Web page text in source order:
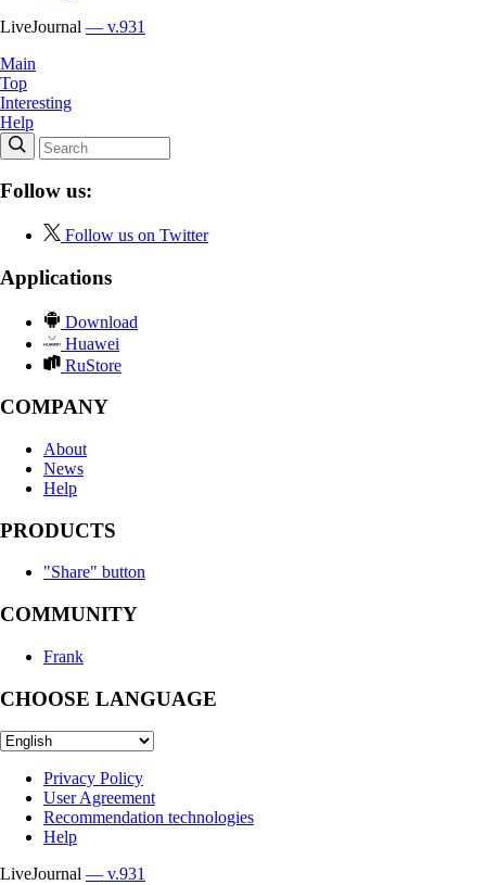
LiveJournal — v.931
Main
Top
Interesting
Help
Follow us:
Follow us on Twitter
Applications
Download
Huawei
RuStore
COMPANY
About
News
Help
PRODUCTS
"Share" button
COMMUNITY
Frank
CHOOSE LANGUAGE
Privacy Policy
User Agreement
Recommendation technologies
Help
LiveJournal — v.931